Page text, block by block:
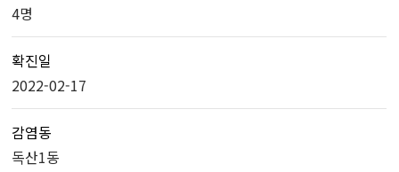
4명
확진일
2022-02-17
감염동
독산1동